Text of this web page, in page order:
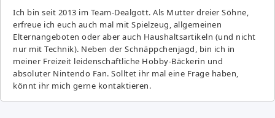
Ich bin seit 2013 im Team-Dealgott. Als Mutter dreier Söhne,
erfreue ich euch auch mal mit Spielzeug, allgemeinen
Elternangeboten oder aber auch Haushaltsartikeln (und nicht
nur mit Technik). Neben der Schnäppchenjagd, bin ich in
meiner Freizeit leidenschaftliche Hobby-Bäckerin und
absoluter Nintendo Fan. Solltet ihr mal eine Frage haben,
könnt ihr mich gerne kontaktieren.